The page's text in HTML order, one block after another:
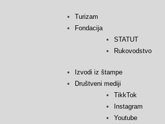
Turizam
Fondacija
STATUT
Rukovodstvo
Izvodi iz štampe
Društveni mediji
TikkTok
Instagram
Youtube